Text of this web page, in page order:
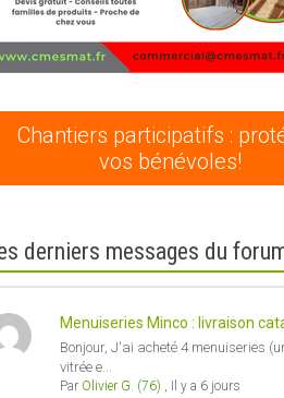
Chantiers participatifs :
vos bénévoles!
derniers messages du
Menuiseries Minco : livraison
Bonjour, J'ai acheté 4 menuiseries
vitrée e...
Par Olivier G. (76) Il y a 6 jours